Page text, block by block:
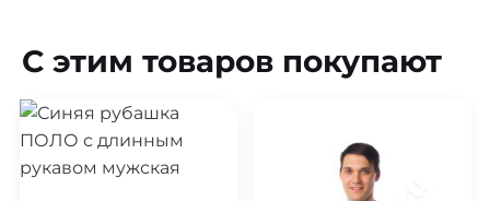
С этим товаров покупают